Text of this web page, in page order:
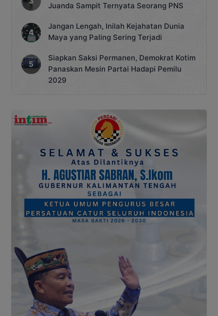
Juanda Sampit Ternyata Seorang PNS
Jangan Lengah, Inilah Kejahatan Dunia
Maya yang Paling Sering Terjadi
Siapkan Saksi Permanen, Demokrat Kotim
Panaskan Mesin Partai Hadapi Pemilu
2029